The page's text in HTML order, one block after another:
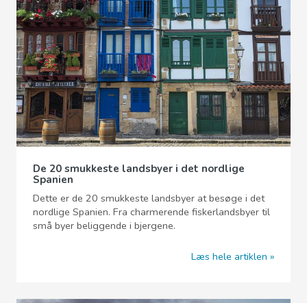
De 20 smukkeste landsbyer i det nordlige
Spanien
Dette er de 20 smukkeste landsbyer at besøge i det
nordlige Spanien. Fra charmerende fiskerlandsbyer til
små byer beliggende i bjergene.
Læs hele artiklen